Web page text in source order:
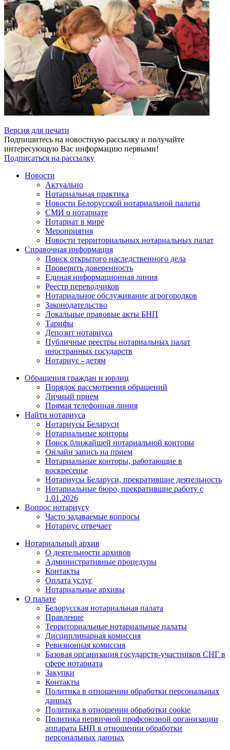
Версия для печати
Подпишитесь на новостную рассылку и получайте
интересующую Вас информацию первыми!
Подписаться на рассылку
Новости
Актуально
Нотариальная практика
Новости Белорусской нотариальной палаты
СМИ о нотариате
Нотариат в мире
Мероприятия
Новости территориальных нотариальных палат
Справочная информация
Поиск открытого наследственного дела
Проверить доверенность
Единая информационная линия
Реестр переводчиков
Нотариальное обслуживание агрогородков
Законодательство
Локальные правовые акты БНП
Тарифы
Депозит нотариуса
Публичные реестры нотариальных палат
иностранных государств
Нотариус - детям
Обращения граждан и юрлиц
Порядок рассмотрения обращений
Личный прием
Прямая телефонная линия
Найти нотариуса
Нотариусы Беларуси
Нотариальные конторы
Поиск ближайшей нотариальной конторы
Онлайн запись на прием
Нотариальные конторы, работающие в
воскресенье
Нотариусы Беларуси, прекратившие деятельность
Нотариальные бюро, прекратившие работу с
1.01.2026
Вопрос нотариусу
Часто задаваемые вопросы
Нотариус отвечает
Нотариальный архив
О деятельности архивов
Административные процедуры
Контакты
Оплата услуг
Нотариальные архивы
О палате
Белорусская нотариальная палата
Правление
Территориальные нотариальные палаты
Дисциплинарная комиссия
Ревизионная комиссия
Базовая организация государств-участников СНГ в
сфере нотариата
Закупки
Контакты
Политика в отношении обработки персональных
данных
Политика в отношении обработки cookie
Политика первичной профсоюзной организации
аппарата БНП в отношении обработки
персональных данных